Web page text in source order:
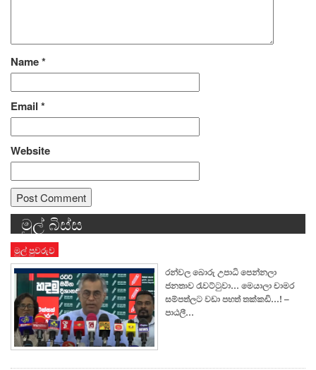
Name*
Email *
Website
Alternative:
මුල් බිස්ස
මුල් පුවරුව
රන්වල බොරු උපාධි පෙන්නලා
ජනතාව රැවට්ටුවා… මෙයාලා චාමර
සම්පත්ලට වඩා පහත් තක්කඩි…! –
පාඨලී…